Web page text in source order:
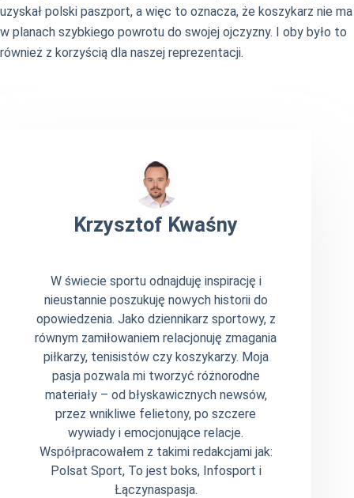
uzyskał polski paszport, a więc to oznacza, że koszykarz nie ma
w planach szybkiego powrotu do swojej ojczyzny. I oby było to
również z korzyścią dla naszej reprezentacji.
Krzysztof Kwaśny
W świecie sportu odnajduję inspirację i
nieustannie poszukuję nowych historii do
opowiedzenia. Jako dziennikarz sportowy, z
równym zamiłowaniem relacjonuję zmagania
piłkarzy, tenisistów czy koszykarzy. Moja
pasja pozwala mi tworzyć różnorodne
materiały – od błyskawicznych newsów,
przez wnikliwe felietony, po szczere
wywiady i emocjonujące relacje.
Współpracowałem z takimi redakcjami jak:
Polsat Sport, To jest boks, Infosport i
Łączynaspasja.